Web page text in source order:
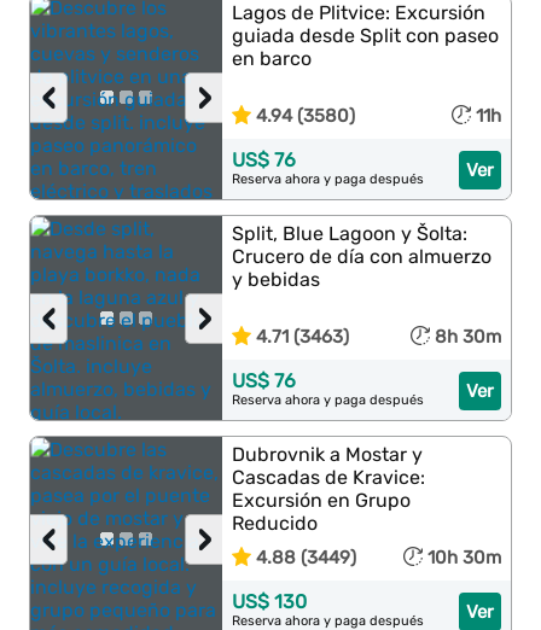
›
‹
Lagos de Plitvice: Excursión
guiada desde Split con paseo
en barco
4.94 (3580) 11h
Ver
US$ 76
Reserva ahora y paga después
›
‹
Split, Blue Lagoon y Šolta:
Crucero de día con almuerzo
y bebidas
4.71 (3463) 8h 30m
Ver
US$ 76
Reserva ahora y paga después
›
‹
Dubrovnik a Mostar y
Cascadas de Kravice:
Excursión en Grupo
Reducido
4.88 (3449) 10h 30m
Ver
US$ 130
Reserva ahora y paga después